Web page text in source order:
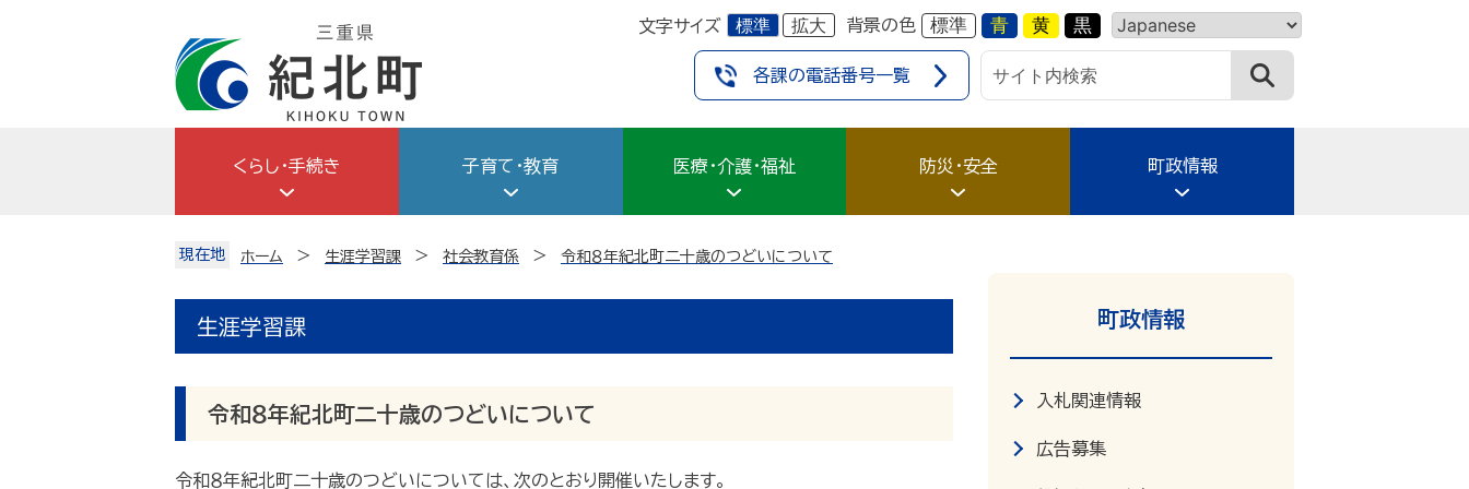
文字サイズ 標準 拡大 背景の色 標準 青 黄 黒
各課の電話番号一覧
くらし・手続き 子育て・教育 医療・介護・福祉 防災・安全 町政情報
現在地 ホーム 生涯学習課 社会教育係 令和８年紀北町二十歳のつどいについて
生涯学習課
令和８年紀北町二十歳のつどいについて
令和８年紀北町二十歳のつどいについては、次のとおり開催いたします。
町政情報
入札関連情報
広告募集